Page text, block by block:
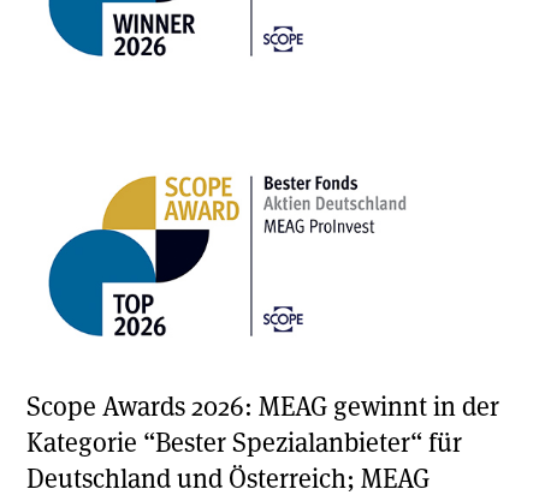
Scope Awards 2026: MEAG gewinnt in der
Kategorie “Bester Spezialanbieter“ für
Deutschland und Österreich; MEAG